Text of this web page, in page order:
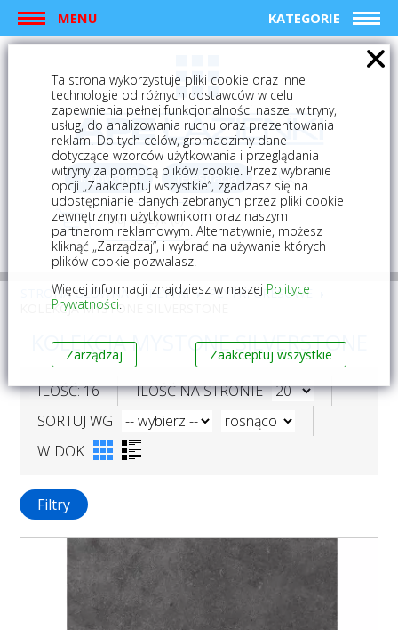
MENU KATEGORIE
logowanie rejestracja
Mój koszyk (0)
STRONA GŁÓWNA PŁYTKI
PŁYTKI GRESOWE
KOLEKCJA MYSTONE SILVERSTONE
KOLEKCJA MYSTONE SILVERSTONE
ILOŚĆ: 16
ILOŚĆ NA STRONIE
SORTUJ WG
WIDOK
Filtry
Ta strona wykorzystuje pliki cookie oraz inne
technologie od różnych dostawców w celu
zapewnienia pełnej funkcjonalności naszej witryny,
usług, do analizowania ruchu oraz prezentowania
reklam. Do tych celów, gromadzimy dane
dotyczące wzorców użytkowania i przeglądania
witryny za pomocą plików cookie. Przez wybranie
opcji „Zaakceptuj wszystkie”, zgadzasz się na
udostępnianie danych zebranych przez pliki cookie
zewnętrznym użytkownikom oraz naszym
partnerom reklamowym. Alternatywnie, możesz
kliknąć „Zarządzaj”, i wybrać na używanie których
plików cookie pozwalasz.
Więcej informacji znajdziesz w naszej Polityce
Prywatności.
Zarządzaj Zaakceptuj wszystkie